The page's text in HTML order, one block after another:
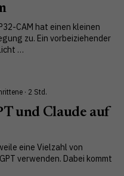
CAM hat einen kleinen
zu. Ein vorbeiziehender
…
· 2 Std.
und Claude auf
eine Vielzahl von
verwenden. Dabei kommt